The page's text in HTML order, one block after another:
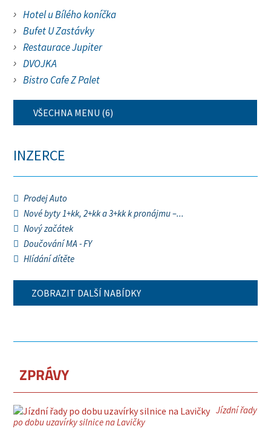
Hotel u Bílého koníčka
Bufet U Zastávky
Restaurace Jupiter
DVOJKA
Bistro Cafe Z Palet
VŠECHNA MENU (6)
INZERCE
Prodej Auto
Nové byty 1+kk, 2+kk a 3+kk k pronájmu –...
Nový začátek
Doučování MA - FY
Hlídání dítěte
ZOBRAZIT DALŠÍ NABÍDKY
ZPRÁVY
Jízdní řady
po dobu uzavírky silnice na Lavičky